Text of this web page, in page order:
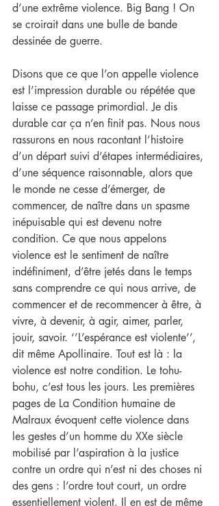
d’une extrême violence. Big Bang ! On
se croirait dans une bulle de bande
dessinée de guerre.
Disons que ce que l’on appelle violence
est l’impression durable ou répétée que
laisse ce passage primordial. Je dis
durable car ça n’en finit pas. Nous nous
rassurons en nous racontant l’histoire
d’un départ suivi d’étapes intermédiaires,
d’une séquence raisonnable, alors que
le monde ne cesse d’émerger, de
commencer, de naître dans un spasme
inépuisable qui est devenu notre
condition. Ce que nous appelons
violence est le sentiment de naître
indéfiniment, d’être jetés dans le temps
sans comprendre ce qui nous arrive, de
commencer et de recommencer à être, à
vivre, à devenir, à agir, aimer, parler,
jouir, savoir. ‘’L’espérance est violente’’,
dit même Apollinaire. Tout est là : la
violence est notre condition. Le tohu-
bohu, c’est tous les jours. Les premières
pages de La Condition humaine de
Malraux évoquent cette violence dans
les gestes d’un homme du XXe siècle
mobilisé par l’aspiration à la justice
contre un ordre qui n’est ni des choses ni
des gens : l’ordre tout court, un ordre
essentiellement violent. Il en est de même